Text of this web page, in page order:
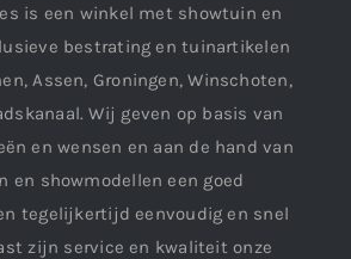
is een winkel met showtuin en
bestrating en tuinartikelen
Assen, Groningen, Winschoten,
Wij geven op basis van
en wensen en aan de hand van
en showmodellen een goed
tegelijkertijd eenvoudig en snel
zijn service en kwaliteit onze